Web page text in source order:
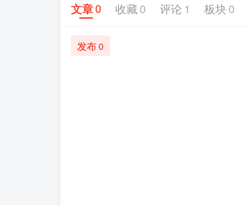
文章0 收藏 0 评论 1 板块 0
发布0